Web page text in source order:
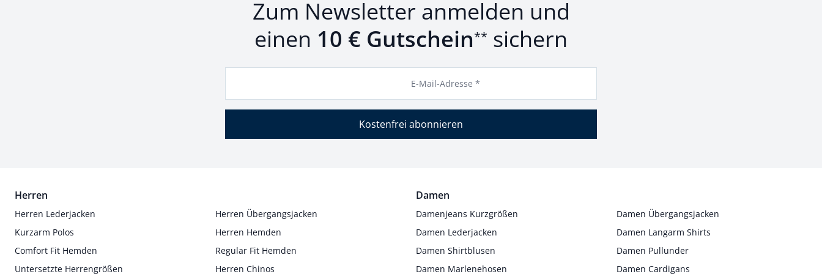
Zum Newsletter anmelden und
einen 10 € Gutschein** sichern
E-Mail-Adresse *
Kostenfrei abonnieren
Herren
Herren Lederjacken
Herren Übergangsjacken
Kurzarm Polos
Herren Hemden
Comfort Fit Hemden
Regular Fit Hemden
Untersetzte Herrengrößen
Herren Chinos
Damen
Damenjeans Kurzgrößen
Damen Übergangsjacken
Damen Lederjacken
Damen Langarm Shirts
Damen Shirtblusen
Damen Pullunder
Damen Marlenehosen
Damen Cardigans